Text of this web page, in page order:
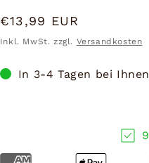
Normaler
Preis
€13,99 EUR
Inkl. MwSt. zzgl. Versandkosten
In 3-4 Tagen bei